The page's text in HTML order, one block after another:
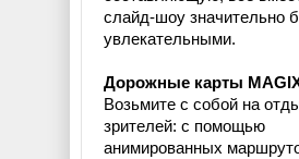
слайд-шоу значительно
увлекательными.
Дорожные карты
Возьмите с собой на
зрителей: с помощью
анимированных